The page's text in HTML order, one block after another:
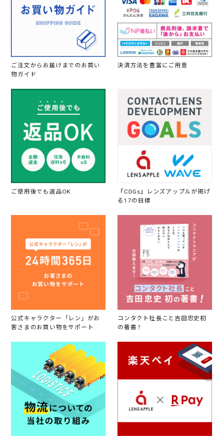
ご注文からお届けまでのお買い
物ガイド
決済方法を豊富にご用意
ご使用後でも返品OK
『CDGs』レンズアップルが掲げ
る17の目標
公式キャラクター「レン」がお
客さまのお買い物をサポート
コンタクト社長こと吉田忠史初
の著書！